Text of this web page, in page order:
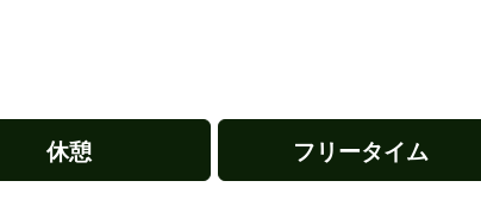
休憩 フリータイム